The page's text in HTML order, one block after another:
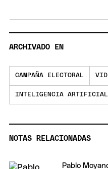
ARCHIVADO EN
CAMPAÑA ELECTORAL
INTELIGENCIA ARTIFICIAL
NOTAS RELACIONADAS
Pablo